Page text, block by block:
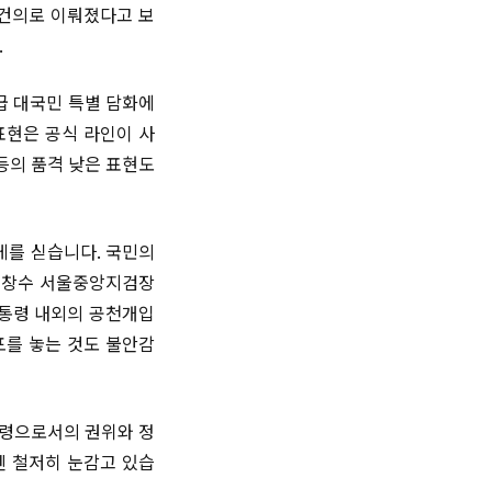
의로 이뤄졌다고 보
대국민 특별 담화에
은 공식 라인이 사
의 품격 낮은 표현도
싣습니다. 국민의
수 서울중앙지검장
령 내외의 공천개입
놓는 것도 불안감
으로서의 권위와 정
철저히 눈감고 있습